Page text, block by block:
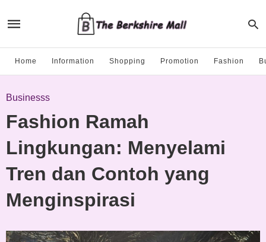
Home Information Shopping Promotion Fashion
Businesss
Fashion Ramah
Lingkungan: Menyelami
Tren dan Contoh yang
Menginspirasi